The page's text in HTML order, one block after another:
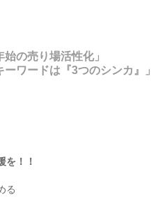
の売り場活性化」
ワードは『3つのシンカ』」
を！！
る